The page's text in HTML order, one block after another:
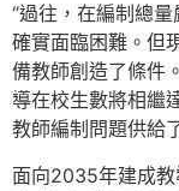
“過往，在編制總
確實面臨困難。但
備教師創造了條件
導在校生數將相繼
教師編制問題供給
面向2035年建成